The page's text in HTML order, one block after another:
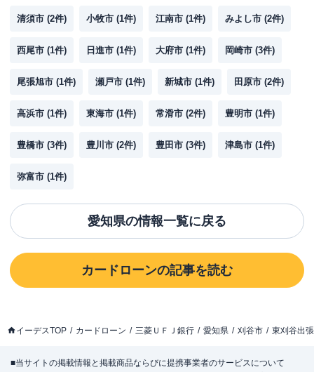
清須市 (2件) 小牧市 (1件) 江南市 (1件) みよし市 (2件)
西尾市 (1件) 日進市 (1件) 大府市 (1件) 岡崎市 (3件)
尾張旭市 (1件) 瀬戸市 (1件) 新城市 (1件) 田原市 (2件)
高浜市 (1件) 東海市 (1件) 常滑市 (2件) 豊明市 (1件)
豊橋市 (3件) 豊川市 (2件) 豊田市 (3件) 津島市 (1件)
弥富市 (1件)
愛知県の情報一覧に戻る
カードローンの記事を読む
イーデスTOP カードローン 三菱ＵＦＪ銀行 愛知県 刈谷市 東刈谷出
■当サイトの掲載情報と掲載商品ならびに提携事業者のサービスについて